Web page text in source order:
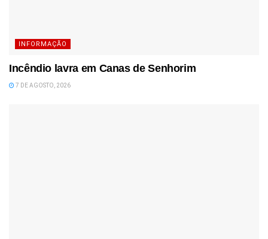
INFORMAÇÃO
Incêndio lavra em Canas de Senhorim
7 DE AGOSTO, 2026